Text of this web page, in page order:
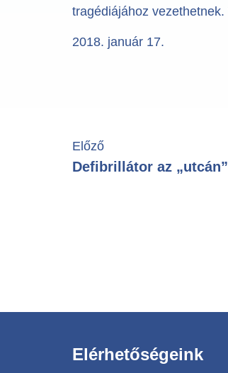
tragédiájához
2018. január 17.
Előző
Elérhetőségeink